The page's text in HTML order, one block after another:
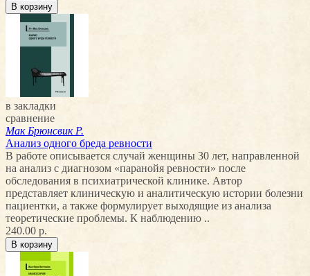
в закладки
сравнение
Мак Брюнсвик Р.
Анализ одного бреда ревности
В работе описывается случай женщины 30 лет, направленной
на анализ с диагнозом «паранойя ревности» после
обследования в психиатрической клинике. Автор
представляет клиническую и аналитическую истории болезни
пациентки, а также формулирует выходящие из анализа
теоретические проблемы. К наблюдению ..
240.00 р.